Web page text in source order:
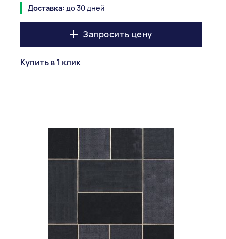
Доставка: до 30 дней
Запросить цену
Купить в 1 клик